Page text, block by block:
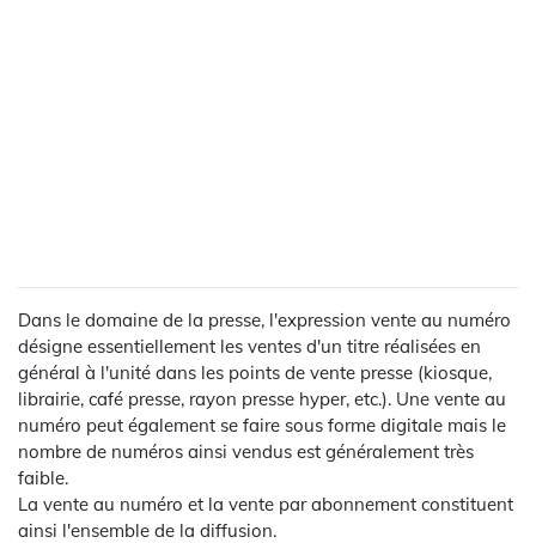
Dans le domaine de la presse, l'expression vente au numéro
désigne essentiellement les ventes d'un titre réalisées en
général à l'unité dans les points de vente presse (kiosque,
librairie, café presse, rayon presse hyper, etc.). Une vente au
numéro peut également se faire sous forme digitale mais le
nombre de numéros ainsi vendus est généralement très
faible.
La vente au numéro et la vente par abonnement constituent
ainsi l'ensemble de la diffusion.